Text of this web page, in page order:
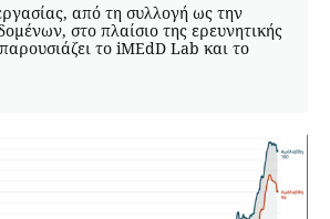
από τη συλλογή ως την
στο πλαίσιο της ερευνητικής
το iMEdD Lab και το